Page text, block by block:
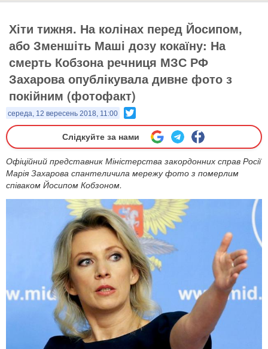
Хіти тижня. На колінах перед Йосипом,
або Зменшіть Маші дозу кокаїну: На
смерть Кобзона речниця МЗС РФ
Захарова опублікувала дивне фото з
покійним (фотофакт)
середа, 12 вересень 2018, 11:00
Слідкуйте за нами
Офіційний представник Міністерства закордонних справ Росії
Марія Захарова спантеличила мережу фото з померлим
співаком Йосипом Кобзоном.